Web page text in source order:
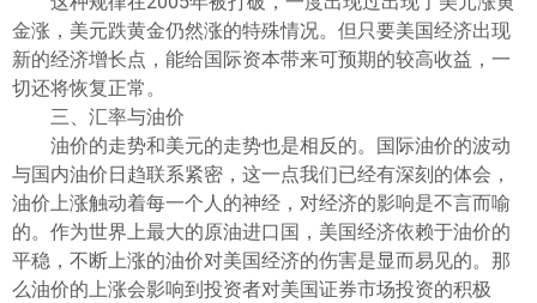
金涨，美元跌黄金仍然涨的特殊情况。但只要美国经济出现
新的经济增长点，能给国际资本带来可预期的较高收益，一
切还将恢复正常。
三、汇率与油价
油价的走势和美元的走势也是相反的。国际油价的波动
与国内油价日趋联系紧密，这一点我们已经有深刻的体会，
油价上涨触动着每一个人的神经，对经济的影响是不言而喻
的。作为世界上最大的原油进口国，美国经济依赖于油价的
平稳，不断上涨的油价对美国经济的伤害是显而易见的。那
么油价的上涨会影响到投资者对美国证券市场投资的积极